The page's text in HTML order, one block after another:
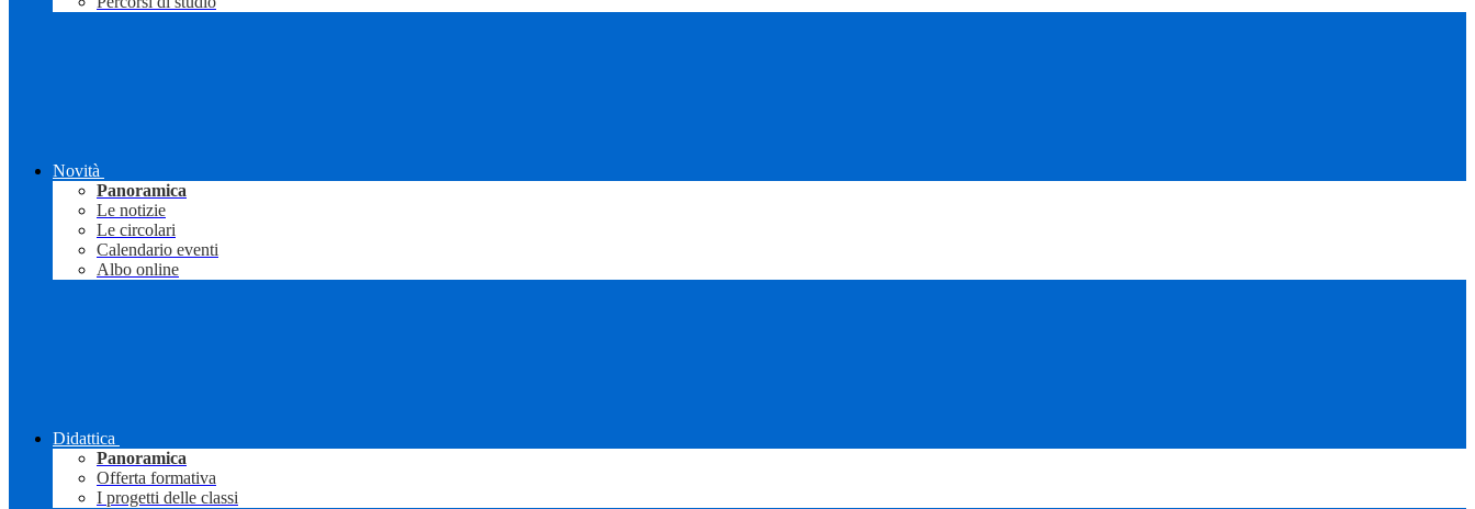
Novità
Panoramica
Le notizie
Le circolari
Calendario eventi
Albo online
Didattica
Panoramica
Offerta formativa
I progetti delle classi